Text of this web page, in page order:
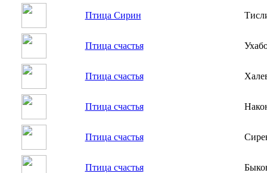
Птица Сирин
Птица счастья
Птица счастья
Птица счастья
Птица счастья
Птица счастья